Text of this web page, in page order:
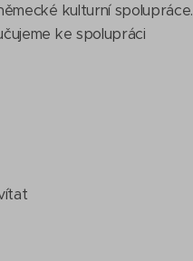
kulturní spolupráce.
ke spolupráci